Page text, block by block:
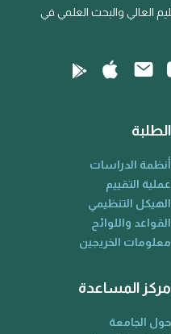
العالي والبحث العلمي في
الطلبة
أنظمة الدراسات
عملية التقييم
الهيكل التنظيمي
القواعد واللوائح
معلومات الخريجين
مركز المساعدة
حول الجامعة